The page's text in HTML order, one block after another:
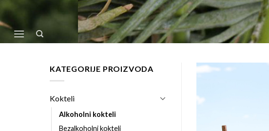
content
KATEGORIJE PROIZVODA
Kokteli
Alkoholni kokteli
Bezalkoholni kokteli